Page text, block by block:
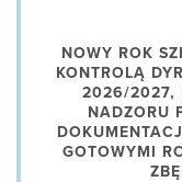
NOWY ROK
KONTROLĄ
2026/2027,
NADZORU
GOTOWYMI